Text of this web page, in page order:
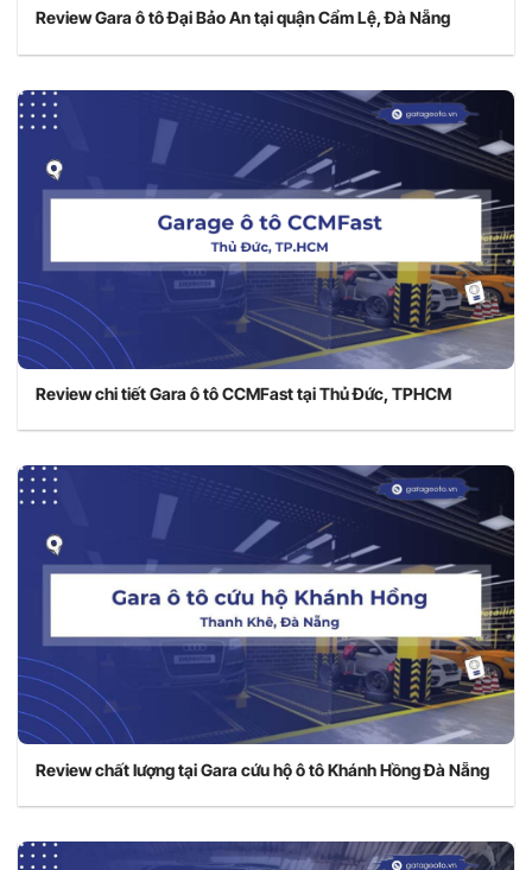
Review Gara ô tô Đại Bảo An tại quận Cẩm Lệ, Đà Nẵng
Review chi tiết Gara ô tô CCMFast tại Thủ Đức, TPHCM
Review chất lượng tại Gara cứu hộ ô tô Khánh Hồng Đà Nẵng